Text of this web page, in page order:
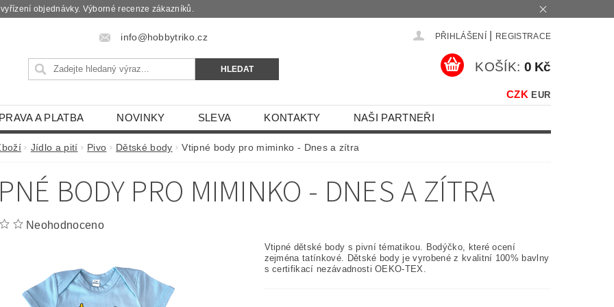
objednávky. Výborné recenze zákazníků.
info@hobbytriko.cz PŘIHLÁŠENÍ REGISTRACE
CZK EUR
KOŠÍK: 0 Kč
A PLATBA NOVINKY SLEVA KONTAKTY NAŠI PARTNEŘI
Jídlo a pití Pivo Dětské body Vtipné body pro miminko - Dnes a zítra
BODY PRO MIMINKO - DNES A ZÍTRA
Neohodnoceno
Vtipné dětské body s pivní tématikou. Bodýčko, které ocení
zejména tatínkové. Dětské body je vyrobené z kvalitní 100% bavlny
s certifikací nezávadnosti OEKO-TEX.